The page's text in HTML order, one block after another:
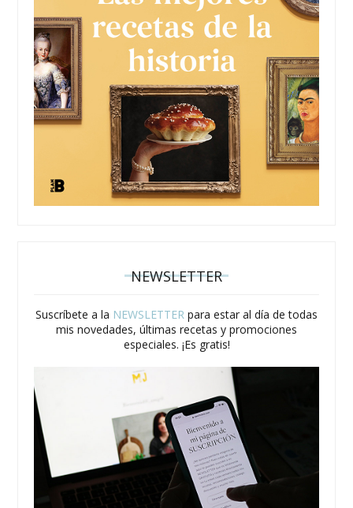
NEWSLETTER
Suscríbete a la NEWSLETTER para estar al día de todas
mis novedades, últimas recetas y promociones
especiales. ¡Es gratis!